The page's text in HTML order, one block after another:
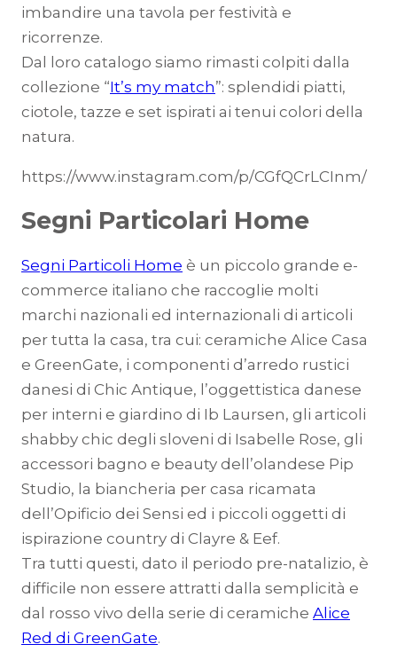
imbandire una tavola per festività e
ricorrenze.
Dal loro catalogo siamo rimasti colpiti dalla
collezione “It’s my match”: splendidi piatti,
ciotole, tazze e set ispirati ai tenui colori della
natura.
https://www.instagram.com/p/CGfQCrLCInm/
Segni Particolari Home
Segni Particoli Home è un piccolo grande e-
commerce italiano che raccoglie molti
marchi nazionali ed internazionali di articoli
per tutta la casa, tra cui: ceramiche Alice Casa
e GreenGate, i componenti d’arredo rustici
danesi di Chic Antique, l’oggettistica danese
per interni e giardino di Ib Laursen, gli articoli
shabby chic degli sloveni di Isabelle Rose, gli
accessori bagno e beauty dell’olandese Pip
Studio, la biancheria per casa ricamata
dell’Opificio dei Sensi ed i piccoli oggetti di
ispirazione country di Clayre & Eef.
Tra tutti questi, dato il periodo pre-natalizio, è
difficile non essere attratti dalla semplicità e
dal rosso vivo della serie di ceramiche Alice
Red di GreenGate.